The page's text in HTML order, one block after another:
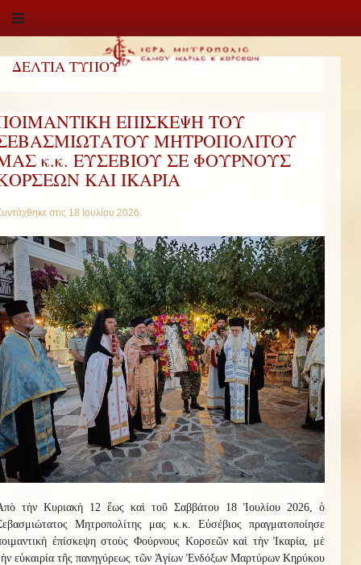
ΔΕΛΤΙΑ ΤΥΠΟΥ
ΕΠΙΣΚΕΨΗ ΤΟΥ
ΜΗΤΡΟΠΟΛΙΤΟΥ
κ.κ. ΕΥΣΕΒΙΟΥ ΣΕ ΦΟΥΡΝΟΥΣ
ΚΑΙ ΙΚΑΡΙΑ
στις 18 Ιουλίου 2026.
τὴν Κυριακὴ 12 ἕως καὶ τοῦ Σαββάτου 18 Ἰουλίου 2026, ὁ
Μητροπολίτης μας κ.κ. Εὐσέβιος πραγματοποίησε
ἐπίσκεψη στοὺς Φούρνους Κορσεῶν καὶ τὴν Ἰκαρία, μὲ
εὐκαιρία τῆς πανηγύρεως τῶν Ἁγίων Ἐνδόξων Μαρτύρων Κηρύκου